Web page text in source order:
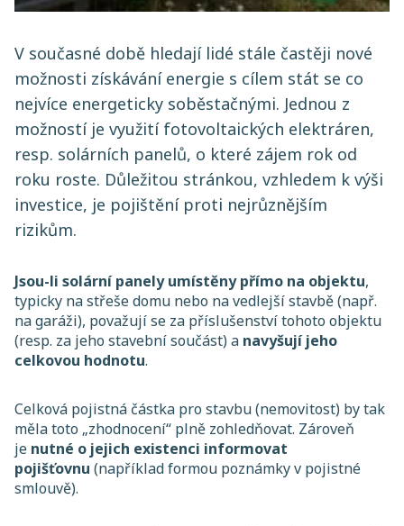
V současné době hledají lidé stále častěji nové
možnosti získávání energie s cílem stát se co
nejvíce energeticky soběstačnými. Jednou z
možností je využití fotovoltaických elektráren,
resp. solárních panelů, o které zájem rok od
roku roste. Důležitou stránkou, vzhledem k výši
investice, je pojištění proti nejrůznějším
rizikům.
Jsou-li solární panely umístěny přímo na objektu,
typicky na střeše domu nebo na vedlejší stavbě (např.
na garáži), považují se za příslušenství tohoto objektu
(resp. za jeho stavební součást) a navyšují jeho
celkovou hodnotu.
Celková pojistná částka pro stavbu (nemovitost) by tak
měla toto „zhodnocení“ plně zohledňovat. Zároveň
je nutné o jejich existenci informovat
pojišťovnu (například formou poznámky v pojistné
smlouvě).